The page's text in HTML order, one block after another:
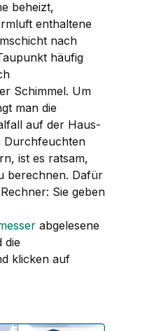
beheizt,
enthaltene
nach
häufig
Schimmel. Um
man die
auf der Haus-
Durchfeuchten
ist es ratsam,
berechnen. Dafür
Sie geben
abgelesene
die
klicken auf